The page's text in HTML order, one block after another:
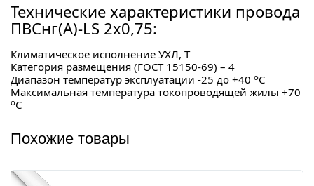
Технические характеристики провода
ПВСнг(А)-LS 2х0,75:
Климатическое исполнение УХЛ, Т
Категория размещения (ГОСТ 15150-69) – 4
Диапазон температур эксплуатации -25 до +40 оС
Максимальная температура токопроводящей жилы +70
оС
Похожие товары